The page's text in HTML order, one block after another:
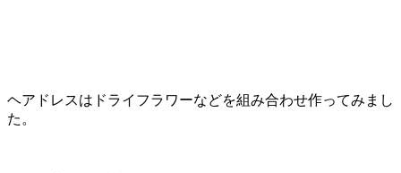
ヘアドレスはドライフラワーなどを組み合わせ作ってみまし
た。